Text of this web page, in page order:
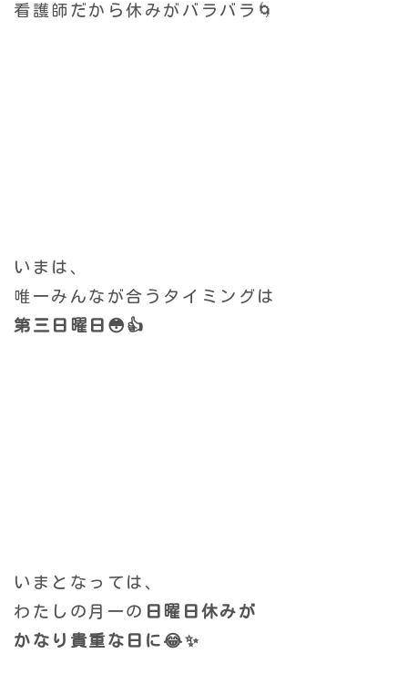
看護師だから休みがバラバラ🌀
いまは、
唯一みんなが合う タイミングは
第三日曜日😳👍
いまとなっては、
わたしの月一の 日曜日休みが
かなり貴重な日に😂✨